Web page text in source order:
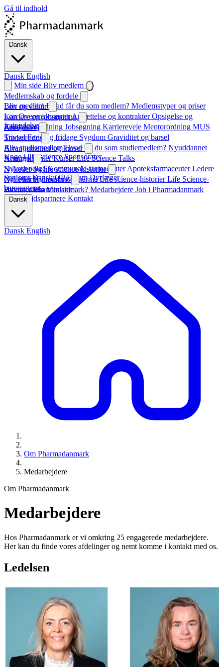
Gå til indhold
Dansk
Dansk English
Min side Bliv medlem
Medlemskab og fordele
Bliv medlemHvad får du som medlem? Medlemstyper og priser
Løn og vilkår
LønOverenskomsterAnsættelse og kontrakterOpsigelse og
fratrædelse
Karriere og jobsøgning
Karrierevejledning Jobsøgning Karriereveje Mentorordning MUS
Arbejdsliv
TrivselFerie og fridage Sygdom Graviditet og barsel
Studerende
Bliv studiemedlemHvad får du som studiemedlem? Nyuddannet
Unge i life scienceSponsorater
Arrangementer og kurser
ArrangementerKurserLife Science Talks
Netværk
SelvstændigeKommunale farmaceuterApoteksfarmaceuterLedere
SeniorerDansk QP ForumDyrlæger
Nyheder og life science-historier
NyhederNyhedsbrev PharmaLife science-historierLife Science-
barometeret
Om Pharmadanmark
Hvem er Pharmadanmark? Medarbejdere Job i Pharmadanmark
Samarbejdspartnere Kontakt
Bliv medlemMin side
Dansk
Dansk English
Om Pharmadanmark
Medarbejdere
Om Pharmadanmark
Medarbejdere
Hos Pharmadanmark er vi omkring 25 engagerede medarbejdere.
Her kan du finde vores afdelinger og nemt komme i kontakt med os.
Ledelsen